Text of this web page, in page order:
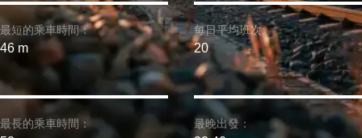
最短的乘車時間：
46 m
最長的乘車時間：
每日平均班次:
20
最晚出發：